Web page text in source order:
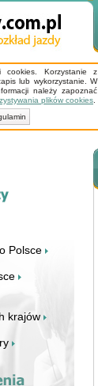
cookies. Korzystanie z
lub wykorzystanie. W
należy zapoznać
plików cookies
Polsce
krajów